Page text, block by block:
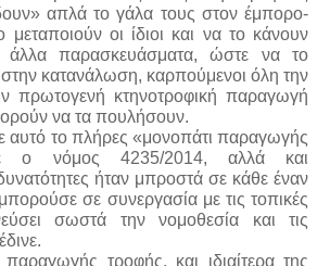
απλά το γάλα τους στον έμπορο-
μεταποιούν οι ίδιοι και να το κάνουν
άλλα παρασκευάσματα, ώστε να το
στην κατανάλωση, καρπούμενοι όλη την
πρωτογενή κτηνοτροφική παραγωγή
να τα πουλήσουν.
το πλήρες «μονοπάτι παραγωγής
ο νόμος 4235/2014, αλλά και
ήταν μπροστά σε κάθε έναν
σε συνεργασία με τις τοπικές
σωστά την νομοθεσία και τις
τροφής, και ιδιαίτερα της